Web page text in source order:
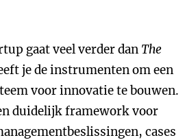
gaat veel verder dan The
je de instrumenten om een
voor innovatie te bouwen.
duidelijk framework voor
cases